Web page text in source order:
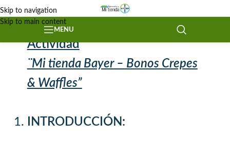
Skip to navigation
Skip to main content
MENU
Términos y Condiciones
Actividad
¨Mi tienda Bayer – Bonos Crepes
& Waffles”
INTRODUCCIÓN: